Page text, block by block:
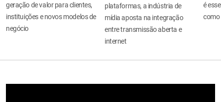
geração de valor para clientes,
instituições e novos modelos de
negócio
plataformas, a indústria de
mídia aposta na integração
entre transmissão aberta e
internet
é
como